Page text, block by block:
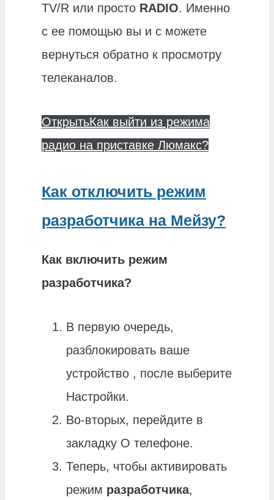
TV/R или просто RADIO. Именно
с ее помощью вы и с можете
вернуться обратно к просмотру
телеканалов.
ОткрытьКак выйти из режима
радио на приставке Люмакс?
Как отключить режим
разработчика на Мейзу?
Как включить режим
разработчика?
В первую очередь,
разблокировать ваше
устройство , после выберите
Настройки.
Во-вторых, перейдите в
закладку О телефоне.
Теперь, чтобы активировать
режим разработчика,